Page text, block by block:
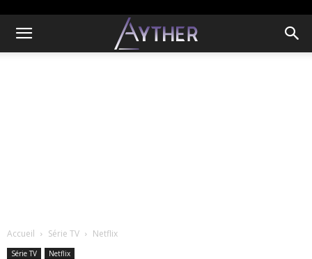
Accueil Série TV Netflix
Série TV Netflix